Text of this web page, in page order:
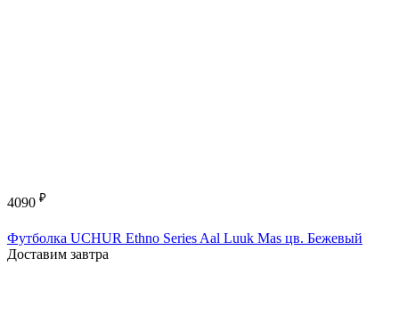
4090 ₽
Футболка UCHUR Ethno Series Aal Luuk Mas цв. Бежевый
Доставим завтра